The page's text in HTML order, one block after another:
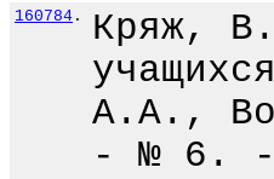
160784 .
Кряж,
А.А.,
- № 6.